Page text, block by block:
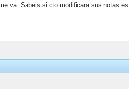
va. Sabeis si cto modificara sus notas